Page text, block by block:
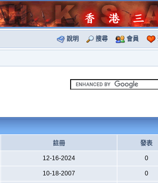
說明 搜尋 會員
註冊 發表
12-16-2024 0
10-18-2007 0